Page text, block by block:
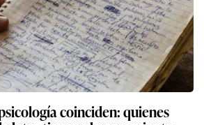
coinciden: quienes